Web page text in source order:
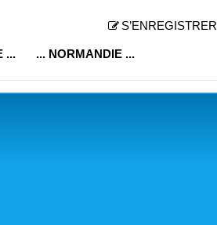
S’ENREGISTRER
... ... NORMANDIE ...